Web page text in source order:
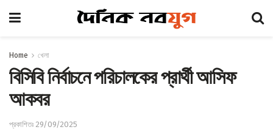
Home খেলা
বিসিবি নির্বাচনে পরিচালকের প্রার্থী আসিফ
আকবর
প্রকাশিতঃ 29/09/2025